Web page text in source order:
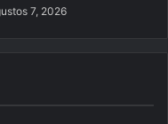
7, 2026